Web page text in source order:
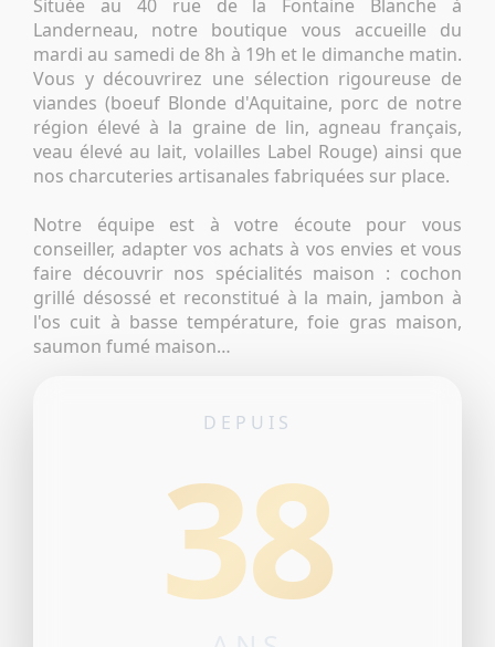
Située au 40 rue de la Fontaine Blanche à
Landerneau, notre boutique vous accueille du
mardi au samedi de 8h à 19h et le dimanche matin.
Vous y découvrirez une sélection rigoureuse de
viandes (boeuf Blonde d'Aquitaine, porc de notre
région élevé à la graine de lin, agneau français,
veau élevé au lait, volailles Label Rouge) ainsi que
nos charcuteries artisanales fabriquées sur place.
Notre équipe est à votre écoute pour vous
conseiller, adapter vos achats à vos envies et vous
faire découvrir nos spécialités maison : cochon
grillé désossé et reconstitué à la main, jambon à
l'os cuit à basse température, foie gras maison,
saumon fumé maison…
DEPUIS
38